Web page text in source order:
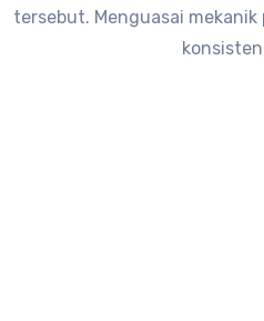
tersebut. Menguasai